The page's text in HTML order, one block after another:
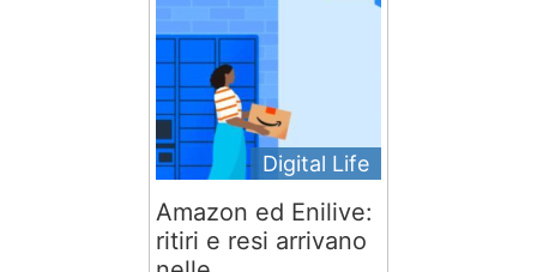
Digital Life
Amazon ed Enilive:
ritiri e resi arrivano